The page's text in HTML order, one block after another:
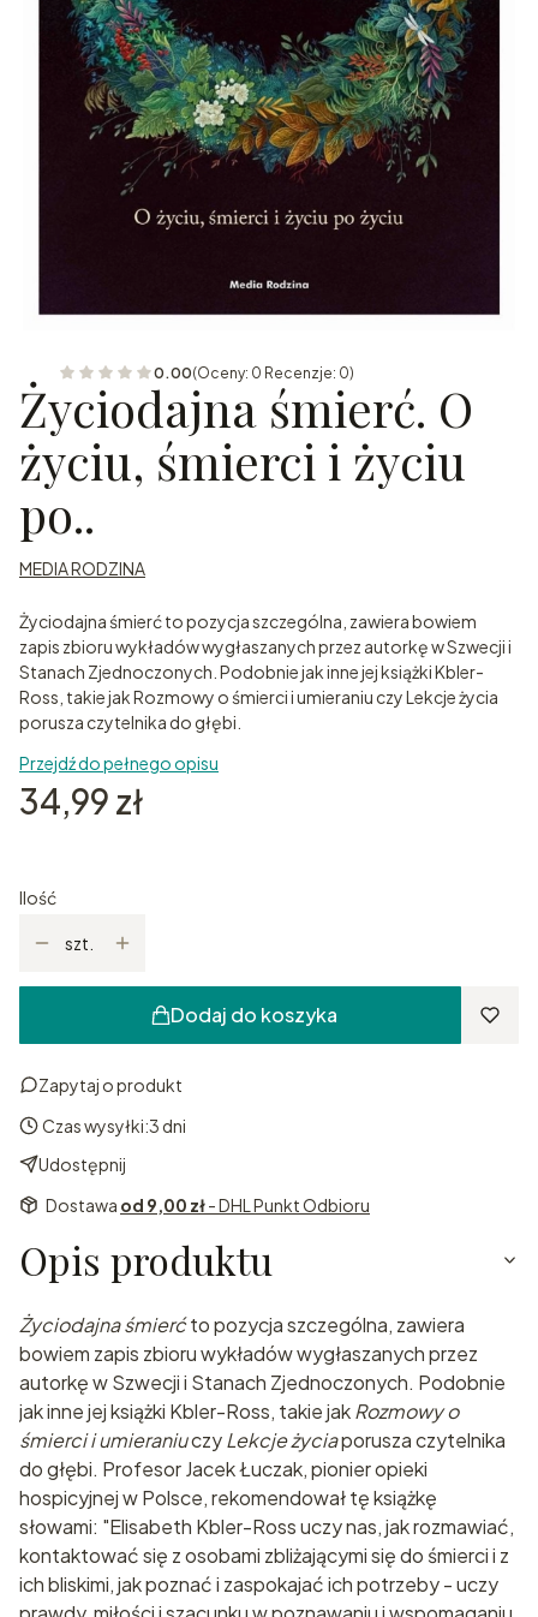
0.00(Oceny: 0 Recenzje: 0)
Życiodajna śmierć. O
życiu, śmierci i życiu
po..
MEDIA RODZINA
Życiodajna śmierć to pozycja szczególna, zawiera bowiem
zapis zbioru wykładów wygłaszanych przez autorkę w Szwecji i
Stanach Zjednoczonych. Podobnie jak inne jej książki Kbler-
Ross, takie jak Rozmowy o śmierci i umieraniu czy Lekcje życia
porusza czytelnika do głębi.
Przejdź do pełnego opisu
Cena
34,99 zł
Ilość
szt.
Dodaj do koszyka
Zapytaj o produkt
Czas wysyłki:3 dni
Udostępnij
Dostawa od 9,00 zł- DHL Punkt Odbioru
Opis produktu
Życiodajna śmierćto pozycja szczególna, zawiera
bowiem zapis zbioru wykładów wygłaszanych przez
autorkę w Szwecji i Stanach Zjednoczonych. Podobnie
jak inne jej książki Kbler-Ross, takie jakRozmowy o
śmierci i umieraniuczyLekcje życiaporusza czytelnika
do głębi. Profesor Jacek Łuczak, pionier opieki
hospicyjnej w Polsce, rekomendował tę książkę
słowami: "Elisabeth Kbler-Ross uczy nas, jak rozmawiać,
kontaktować się z osobami zbliżającymi się do śmierci i z
ich bliskimi, jak poznać i zaspokajać ich potrzeby - uczy